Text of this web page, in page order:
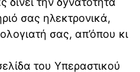
σας ηλεκτρονικά,
σας, απ’όπου κι
του Υπεραστικού